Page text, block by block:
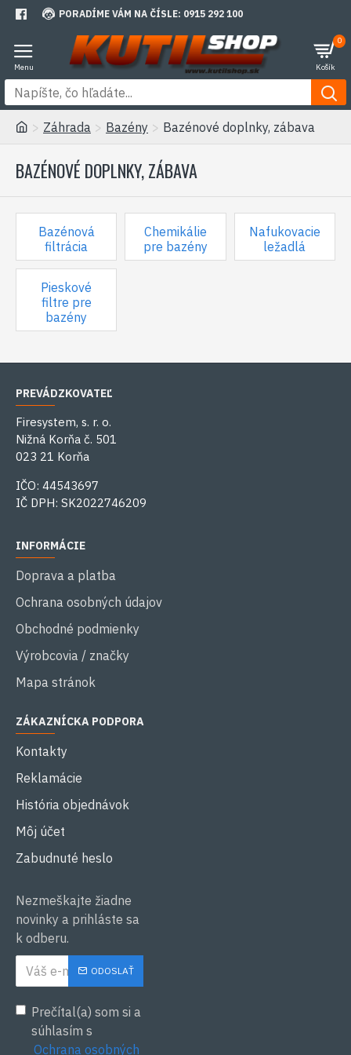
PORADÍME VÁM NA ČÍSLE: 0915 292 100
0
Záhrada Bazény Bazénové doplnky, zábava
BAZÉNOVÉ DOPLNKY, ZÁBAVA
Bazénová
filtrácia
Chemikálie
pre bazény
Nafukovacie
ležadlá
Pieskové
filtre pre
bazény
PREVÁDZKOVATEĽ
Firesystem, s. r. o.
Nižná Korňa č. 501
023 21 Korňa
IČO: 44543697
IČ DPH: SK2022746209
INFORMÁCIE
Doprava a platba
Ochrana osobných údajov
Obchodné podmienky
Výrobcovia / značky
Mapa stránok
ZÁKAZNÍCKA PODPORA
Kontakty
Reklamácie
História objednávok
Môj účet
Zabudnuté heslo
Nezmeškajte žiadne
novinky a prihláste sa
k odberu.
ODOSLAŤ
Prečítal(a) som si a
súhlasím s
Ochrana osobných